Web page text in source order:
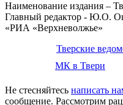
Наименование издания –
Главный редактор - Ю.О.
«РИА «Верхневолжье»
Тверские
МК в Твери
Не стесняйтесь написать
сообщение. Рассмотрим